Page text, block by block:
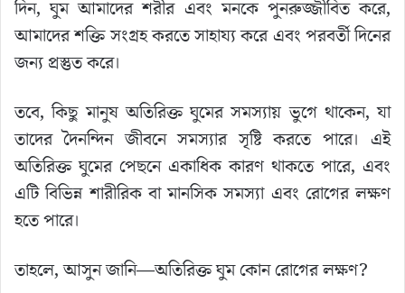
দিন, ঘুম আমাদের শরীর এবং মনকে পুনরুজ্জীবিত করে,
আমাদের শক্তি সংগ্রহ করতে সাহায্য করে এবং পরবর্তী দিনের
জন্য প্রস্তুত করে।
তবে, কিছু মানুষ অতিরিক্ত ঘুমের সমস্যায় ভুগে থাকেন, যা
তাদের দৈনন্দিন জীবনে সমস্যার সৃষ্টি করতে পারে। এই
অতিরিক্ত ঘুমের পেছনে একাধিক কারণ থাকতে পারে, এবং
এটি বিভিন্ন শারীরিক বা মানসিক সমস্যা এবং রোগের লক্ষণ
হতে পারে।
তাহলে, আসুন জানি—অতিরিক্ত ঘুম কোন রোগের লক্ষণ?